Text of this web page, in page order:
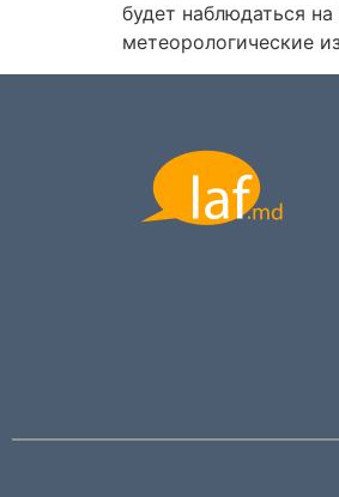
будет наблюдаться
метеорологические